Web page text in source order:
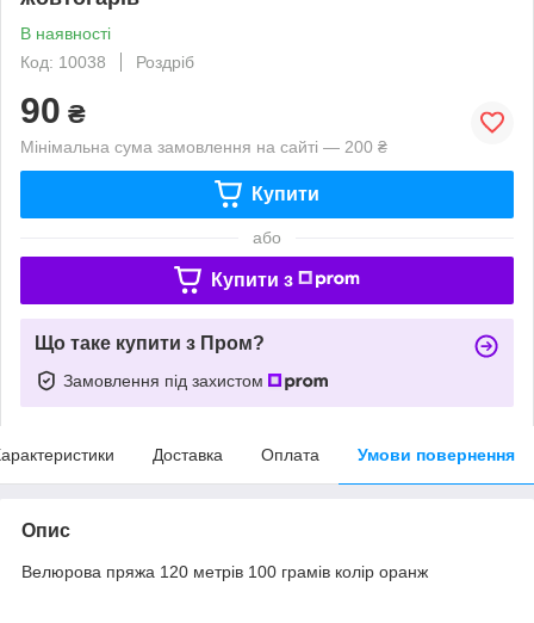
В наявності
Код: 10038
Роздріб
90 ₴
Мінімальна сума замовлення на сайті — 200 ₴
Купити
або
Купити з
Що таке купити з Пром?
Замовлення під захистом
Доставка Оплата Умови повернення
Опис
Велюрова пряжа 120 метрів 100 грамів колір оранж